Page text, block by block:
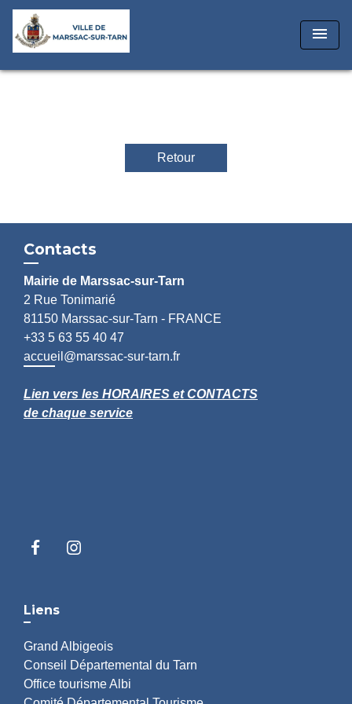
menu
Retour
Contacts
Mairie de Marssac-sur-Tarn
2 Rue Tonimarié
81150 Marssac-sur-Tarn - FRANCE
+33 5 63 55 40 47
accueil@marssac-sur-tarn.fr
Lien vers les HORAIRES et CONTACTS
de chaque service
Liens
Grand Albigeois
Conseil Départemental du Tarn
Office tourisme Albi